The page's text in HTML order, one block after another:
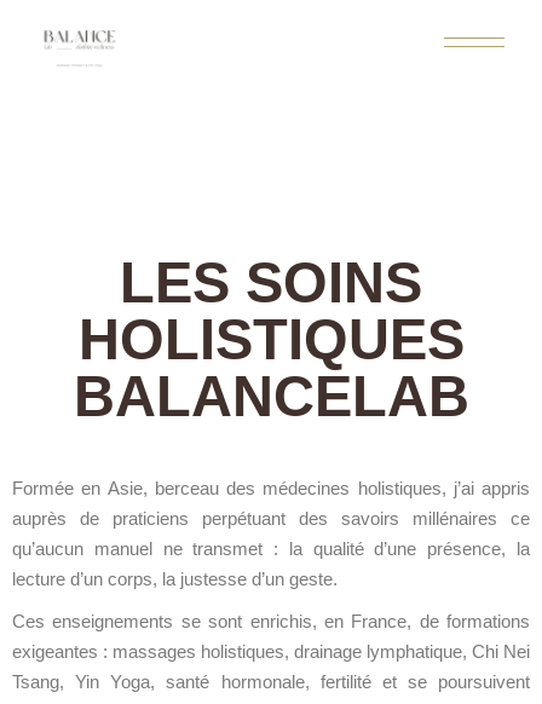
LES SOINS
HOLISTIQUES
BALANCELAB
Formée en Asie, berceau des médecines holistiques, j’ai appris
auprès de praticiens perpétuant des savoirs millénaires ce
qu’aucun manuel ne transmet : la qualité d’une présence, la
lecture d’un corps, la justesse d’un geste.
Ces enseignements se sont enrichis, en France, de formations
exigeantes : massages holistiques, drainage lymphatique, Chi Nei
Tsang, Yin Yoga, santé hormonale, fertilité et se poursuivent